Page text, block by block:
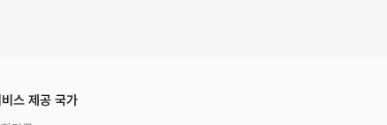
스 제공 국가